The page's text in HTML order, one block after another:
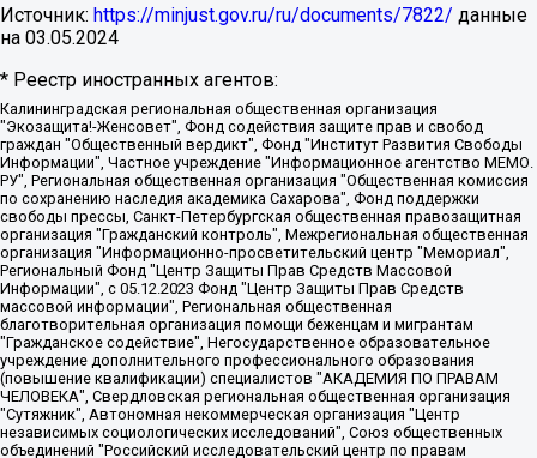
Источник: https://minjust.gov.ru/ru/documents/7822/ данные
на 03.05.2024
* Реестр иностранных агентов:
Калининградская региональная общественная организация "Экозащита!-Женсовет", Фонд содействия защите прав и свобод граждан "Общественный вердикт", Фонд "Институт Развития Свободы Информации", Частное учреждение "Информационное агентство МЕМО. РУ", Региональная общественная организация "Общественная комиссия по сохранению наследия академика Сахарова", Фонд поддержки свободы прессы, Санкт-Петербургская общественная правозащитная организация "Гражданский контроль", Межрегиональная общественная организация "Информационно-просветительский центр "Мемориал", Региональный Фонд "Центр Защиты Прав Средств Массовой Информации", с 05.12.2023 Фонд "Центр Защиты Прав Средств массовой информации", Региональная общественная благотворительная организация помощи беженцам и мигрантам "Гражданское содействие", Негосударственное образовательное учреждение дополнительного профессионального образования (повышение квалификации) специалистов "АКАДЕМИЯ ПО ПРАВАМ ЧЕЛОВЕКА", Свердловская региональная общественная организация "Сутяжник", Автономная некоммерческая организация "Центр независимых социологических исследований", Союз общественных объединений "Российский исследовательский центр по правам человека", Региональное общественное учреждение научно-информационный центр "МЕМОРИАЛ", Некоммерческая организация "Фонд защиты гласности", Автономная некоммерческая организация "Институт прав человека", Городская общественная организация "Екатеринбургское общество "МЕМОРИАЛ", Городская общественная организация "Рязанское историко-просветительское и правозащитное общество "Мемориал" (Рязанский Мемориал), Челябинский региональный орган общественной самодеятельности – женское общественное объединение "Женщины Евразии", Челябинский региональный орган общественной самодеятельности "Уральская правозащитная группа", Фонд содействия защите здоровья и социальной справедливости имени Андрея Рылькова, Автономная Некоммерческая Организация "Аналитический Центр Юрия Левады", Автономная некоммерческая организация социальной поддержки населения "Проект Апрель", Региональная общественная организация помощи женщинам и детям, находящимся в кризисной ситуации "Информационно-методический центр "Анна", Фонд содействия развитию массовых коммуникаций и правовому просвещению "Так-так-Так", Фонд содействия устойчивому развитию "Серебряная тайга", Свердловский региональный общественный фонд социальных проектов "Новое время", "Idel.Реалии", Кавказ.Реалии, Крым.Реалии, Телеканал Настоящее Время, Татаро-башкирская служба Радио Свобода (Azatliq Radiosi), Радио Свободная Европа/Радио Свобода (PCE/PC), "Сибирь.Реалии", "Фактограф", Благотворительный фонд помощи осужденным и их семьям, Автономная некоммерческая организация "Институт глобализации и социальных движений", Фонд "В защиту прав заключенных", Частное учреждение "Центр поддержки и содействия развитию средств массовой информации", Пензенский региональный общественный благотворительный фонд "Гражданский союз", "Север.Реалии", Некоммерческая организация Фонд "Правовая инициатива", Общество с ограниченной ответственностью "Радио Свободная Европа/Радио Свобода", Чешское информационное агентство "MEDIUM-ORIENT", Красноярская региональная общественная организация "Мы против СПИДа", Камалягин Денис Николаевич, Маркелов Сергей Евгеньевич, Пономарев Лев Александрович, Савицкая Людмила Алексеевна, Автономная некоммерческая организация "Центр по работе с проблемой насилия "НАСИЛИЮ.НЕТ", Межрегиональный профессиональный союз работников здравоохранения "Альянс врачей", Юридическое лицо, зарегистрированное в Латвийской Республике, SIA "Medusa Project" (регистрационный номер 40103797863, дата регистрации 10.06.2014), Некоммерческая организация "Фонд по борьбе с коррупцией", Автономная некоммерческая организация "Институт права и публичной политики", Баданин Роман Сергеевич, Гликин Максим Александрович, Железнова Мария Михайловна, Лукьянова Юлия Сергеевна, Маетная Елизавета Витальевна, Маняхин Петр Борисович, Чуракова Ольга Владимировна, Ярош Юлия Петровна, Юридическое лицо "The Insider SIA", зарегистрированное в Риге, Латвийская Республика (дата регистрации 26.06.2015), являющееся администратором доменного имени интернет-издания "The Insider SIA", https://theins.ru, Постернак Алексей Евгеньевич, Рубин Михаил Аркадьевич, Анин Роман Александрович, Юридическое лицо Istories fonds, зарегистрированное в Латвийской Республике (регистрационный номер 50008295751, дата регистрации 24.02.2020), Великовский Дмитрий Александрович, Долинина Ирина Николаевна, Мароховская Алеся Алексеевна, Шлейнов Роман Юрьевич, Шмагун Олеся Валентиновна, Общество с ограниченной ответственностью "Альтаир 2021", Общество с ограниченной ответственностью "Вега 2021", Общество с ограниченной ответственностью "Главный редактор 2021", Общество с ограниченной ответственностью "Ромашки монолит", Важенков Артем Валерьевич, Ивановская областная общественная организация "Центр гендерных исследований", Гурман Юрий Альбертович, Медиапроект "ОВД-Инфо", Егоров Владимир Владимирович, Жилинский Владимир Александрович, Общество с ограниченной ответственностью "ЗП", Иванова София Юрьевна, Карезина Инна Павловна, Кильтау Екатерина Викторовна, Петров Алексей Викторович, Пискунов Сергей Евгеньевич, Смирнов Сергей Сергеевич, Тихонов Михаил Сергеевич, Общество с ограниченной ответственностью "ЖУРНАЛИСТ-ИНОСТРАННЫЙ АГЕНТ", Арапова Галина Юрьевна, Вольтская Татьяна Анатольевна, Американская компания "Mason G.E.S. Anonymous Foundation" (США), являющаяся владельцем интернет-издания https://mnews.world/, Компания "Stichting Bellingcat", зарегистрированная в Нидерландах (дата регистрации 11.07.2018), Захаров Андрей Вячеславович, Клепиковская Екатерина Дмитриевна, Общество с ограниченной ответственностью "МЕМО", Перл Роман Александрович, Симонов Евгений Алексеевич, Соловьева Елена Анатольевна, Сотников Даниил Владимирович, Сурначева Елизавета Дмитриевна, Автономная некоммерческая организация по защите прав человека и информированию населения "Якутия – Наше Мнение", Общество с ограниченной ответственностью "Москоу диджитал медиа", с 26.01.2023 Общество с ограниченной ответственностью "Чайка Белые сады", Ветошкина Валерия Валерьевна, Заговора Максим Александрович, Межрегиональное общественное движение "Российская ЛГБТ - сеть", Оленичев Максим Владимирович, Павлов Иван Юрьевич, Скворцова Елена Сергеевна, Общество с ограниченной ответственностью "Как бы инагент", Кочетков Игорь Викторович, Общество с ограниченной ответственностью "Честные выборы", Еланчик Олег Александрович, Общество с ограниченной ответственностью "Нобелевский призыв", Гималова Регина Эмилевна, Григорьев Андрей Валерьевич, Григорьева Алина Александровна, Ассоциация по содействию защите прав призывников, альтернативнослужащих и военнослужащих "Правозащитная группа "Гражданин.Армия.Право", Хисамова Регина Фаритовна, Автономная некоммерческая организация по реализации социально-правовых программ "Лилит", Дальневосточное общественное движение "Маяк", Санкт-Петербургская ЛГБТ-инициативная группа "Выход", Инициативная группа ЛГБТ+ "Реверс", Алексеев Андрей Викторович, Бекбулатова Таисия Львовна, Беляев Иван Михайлович, Владыкина Елена Сергеевна, Гельман Марат Александрович, Никульшина Вероника Юрьевна, Толоконникова Надежда Андреевна, Шендерович Виктор Анатольевич, Общество с ограниченной ответственностью "Данное сообщение", Общество с ограниченной ответственностью Издательский дом "Новая глава", Айнбиндер Александра Александровна, Московский комьюнити-центр для ЛГБТ+инициатив, Благотворительный фонд развития филантропии, Deutsche Welle (Германия, Kurt-Schumacher-Strasse 3, 53113 Bonn), Борзунова Мария Михайловна, Воробьев Виктор Викторович, Голубева Анна Львовна, Константинова Алла Михайловна, Малкова Ирина Владимировна, Мурадов Мурад Абдулгалимович, Осетинская Елизавета Николаевна, Понасенков Евгений Николаевич, Ганапольский Матвей Юрьевич, Киселев Евгений Алексеевич, Борухович Ирина Григорьевна, Дремин Иван Тимофеевич, Дубровский Дмитрий Викторович, Красноярская региональная общественная организация поддержки и развития альтернативных образовательных технологий и межкультурных коммуникаций "ИНТЕРРА", Маяковская Екатерина Алексеевна, Фейгин Марк Захарович, Филимонов Андрей Викторович, Дзугкоева Регина Николаевна, Доброхотов Роман Александрович, Дудь Юрий Александрович, Елкин Сергей Владимирович, Кругликов Кирилл Игоревич, Сабунаева Мария Леонидовна, Семенов Алексей Владимирович, Шаинян Карен Багратович, Шульман Екатерина Михайловна, Асафьев Артур Валерьевич, Вахштайн Виктор Семенович, Венедиктов Алексей Алексеевич, Лушникова Екатерина Евгеньевна, Волков Леонид Михайлович, Невзоров Александр Глебович, Пархоменко Сергей Борисович, Сироткин Ярослав Николаевич, Кара-Мурза Владимир Владимирович, Баранова Наталья Владимировна, Гозман Леонид Яковлевич, Кагарлицкий Борис Юльевич, Климарев Михаил Валерьевич, Милов Владимир Станиславович, Автономная некоммерческая организация Краснодарский центр современного искусства "Типография", Моргенштерн Алишер Тагирович, Соболь Любовь Эдуардовна, Общество с ограниченной ответственностью "ЛИЗА НОРМ", Каспаров Гарри Кимович, Ходорковский Михаил Борисович, Общество с ограниченной ответственностью "Апрельские тезисы", Данилович Ирина Брониславовна, Кашин Олег Владимирович, Петров Николай Владимирович, Пивоваров Алексей Владимирович, Соколов Михаил Владимирович, Цветкова Юлия Владимировна, Чичваркин Евгений Александрович, Комитет против пыток/Команда против пыток, Общество с ограниченной ответственностью "Первый научный", Общество с ограниченной ответственностью "Вертолет и ко", Белоцерковская Вероника Борисовна, Кац Максим Евгеньевич, Лазарева Татьяна Юрьевна, Шаведдинов Руслан Табризович, Яшин Илья Валерьевич, Общество с ограниченной ответственностью "Иноагент ААВ", Алешковский Дмитрий Петрович, Альбац Евгения Марковна, Быков Дмитрий Львович, Галямина Юлия Евгеньевна, Лойко Сергей Леонидович, Мартынов Кирилл Константинович, Медведев Сергей Александрович, Крашенинников Федор Геннадиевич, Гордеева Катерина Вл